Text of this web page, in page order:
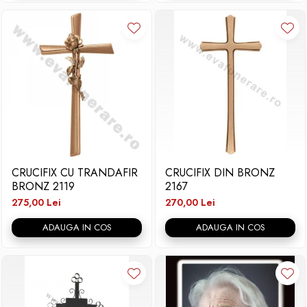
CRUCIFIX CU TRANDAFIR
BRONZ 2119
275,00 Lei
ADAUGA IN COS
CRUCIFIX DIN BRONZ
2167
270,00 Lei
ADAUGA IN COS